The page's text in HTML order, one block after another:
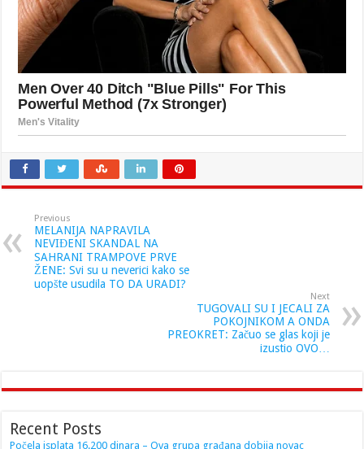
Previous
MELANIJA NAPRAVILA
NEVIĐENI SKANDAL NA
SAHRANI TRAMPOVE PRVE
ŽENE: Svi su u neverici kako se
uopšte usudila TO DA URADI?
Next
TUGOVALI SU I JECALI ZA
POKOJNIKOM A ONDA
PREOKRET: Začuo se glas koji je
izustio OVO…
Recent Posts
Počela isplata 16.200 dinara – Ova grupa građana dobija novac